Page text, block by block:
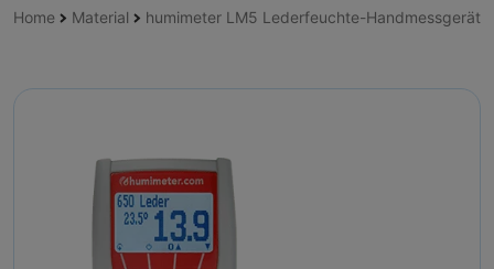
Home Material humimeter LM5 Lederfeuchte-Handmessgerät